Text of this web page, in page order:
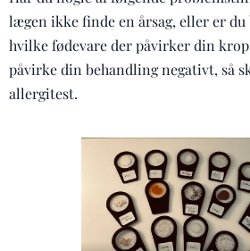
lægen ikke finde en årsag, eller er du
hvilke fødevare der påvirker din
påvirke din behandling negativt, så
allergitest.